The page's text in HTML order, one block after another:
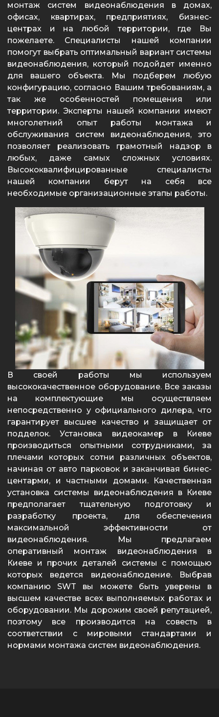
монтаж систем видеонаблюдения в домах,
офисах, квартирах, предприятиях, бизнес-
центрах и на любой территории, где Вы
пожелаете. Специалисты нашей компании
помогут выбрать оптимальный вариант системы
видеонаблюдения, который подойдет именно
для вашего объекта. Мы подберем любую
конфигурацию, согласно Вашим требованиям, а
так же особенностей помещения или
территории. Эксперты нашей компании имеют
многолетний опыт работы монтажа и
обслуживания систем видеонаблюдения, это
позволяет реализовать грамотный надзор в
любых, даже самых сложных условиях.
Высококвалифицированные специалисты
нашей компании берут на себя все
необходимые организационные этапы работы.
В своей работы мы используем
высококачественное оборудование. Все заказы
на комплектующие мы осуществляем
непосредственно у официального дилера, что
гарантирует высшее качество и защищает от
подделок. Установка видеокамер в Киеве
производиться опытными сотрудниками, за
плечами которых сотни различных объектов,
начиная от авто парковок и заканчивая бинес-
центарми, и частными домами. Качественная
установка системы видеонаблюдения в Киеве
предполагает тщательную подготовку и
разработку проекта, для обеспечения
максимальной эффективности от
видеонаблюдения. Мы предлагаем
оперативный монтаж видеонаблюдения в
Киеве и прочих деталей системы с помощью
которых ведется видеонаблюдение. Выбрав
компанию SWT вы можете быть уверены в
высшем качестве всех выполняемых работах и
оборудовании. Мы дорожим своей репутацией,
поэтому все производится на совесть в
соответствии с мировыми стандартами и
нормами монтажа систем видеонаблюдения.